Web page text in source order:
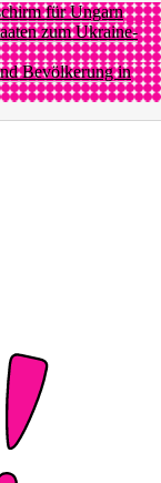
für Ungarn
zum Ukraine-
Bevölkerung in